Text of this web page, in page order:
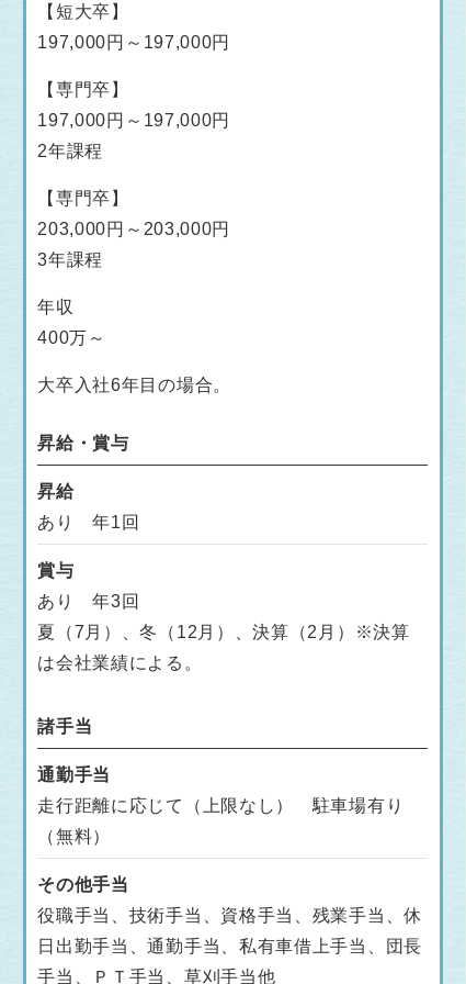
【短大卒】
197,000円～197,000円
【専門卒】
197,000円～197,000円
2年課程
【専門卒】
203,000円～203,000円
3年課程
年収
400万～
大卒入社6年目の場合。
昇給・賞与
昇給
あり 年1回
賞与
あり 年3回
夏（7月）、冬（12月）、決算（2月）※決算
は会社業績による。
諸手当
通勤手当
走行距離に応じて（上限なし） 駐車場有り
（無料）
その他手当
役職手当、技術手当、資格手当、残業手当、休
日出勤手当、通勤手当、私有車借上手当、団長
手当、ＰＴ手当、草刈手当他